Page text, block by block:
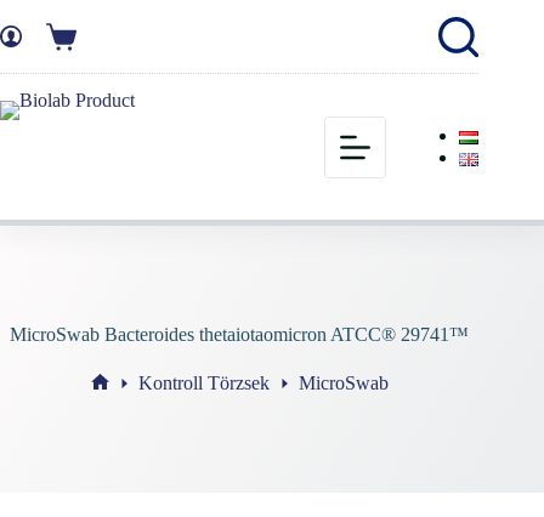
MicroSwab Bacteroides thetaiotaomicron ATCC® 29741™
Kontroll Törzsek MicroSwab